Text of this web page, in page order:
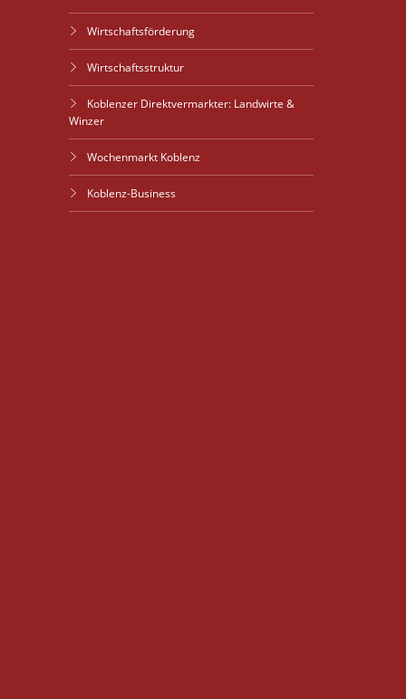
Wirtschaftsförderung
Wirtschaftsstruktur
Koblenzer Direktvermarkter: Landwirte &
Winzer
Wochenmarkt Koblenz
Koblenz-Business